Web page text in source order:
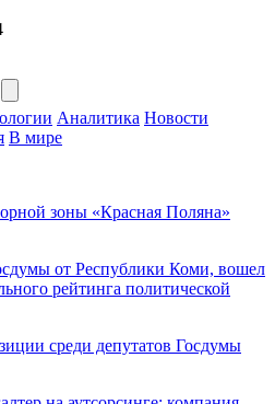
Аналитика Новости
В мире
зоны «Красная Поляна»
от Республики Коми, вошел
рейтинга политической
среди депутатов Госдумы